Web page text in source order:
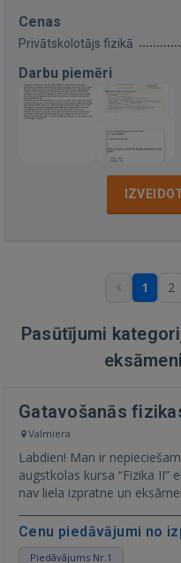
Cenas
Privātskolotājs fizikā
Darbu piemēri
1 2
Pasūtījumi
Gatavošanās
Valmiera
Labdien! Man ir nepieciešama palīdzība sagatavoties RTU
augstkolas kursa “Fizika II”
nav liela izpratne un
Cenu piedāvājumi no
Piedāvājums Nr.1